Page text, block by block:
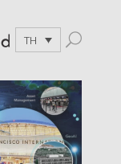
TH